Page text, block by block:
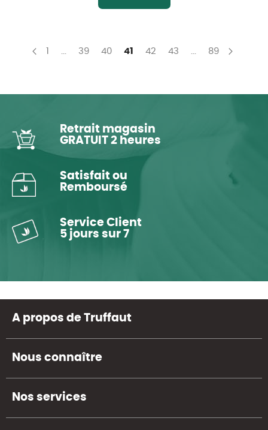
Précédent
Page... Page
39 Page
40 You're currently reading page
41 Page
42 Page
43 ... Page
89
Retrait magasin
GRATUIT 2 heures
Satisfait ou
Remboursé
Service Client
5 jours sur 7
A propos de Truffaut
Nous connaître
Nos services